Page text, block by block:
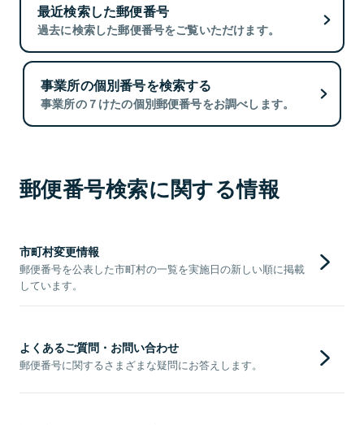
最近検索した郵便番号
過去に検索した郵便番号をご覧いただけます。
事業所の個別番号を検索する
事業所の７けたの個別郵便番号をお調べします。
郵便番号検索に関する情報
市町村変更情報
郵便番号を公表した市町村の一覧を実施日の新しい順に掲載
しています。
よくあるご質問・お問い合わせ
郵便番号に関するさまざまな疑問にお答えします。